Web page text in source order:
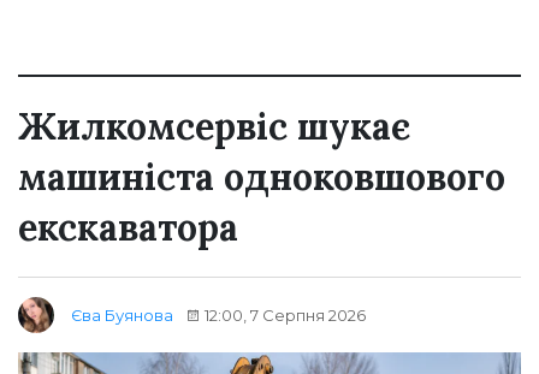
Жилкомсервіс шукає
машиніста одноковшового
екскаватора
Єва Буянова 12:00, 7 Серпня 2026